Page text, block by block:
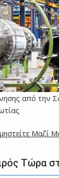
από την
Τώρα